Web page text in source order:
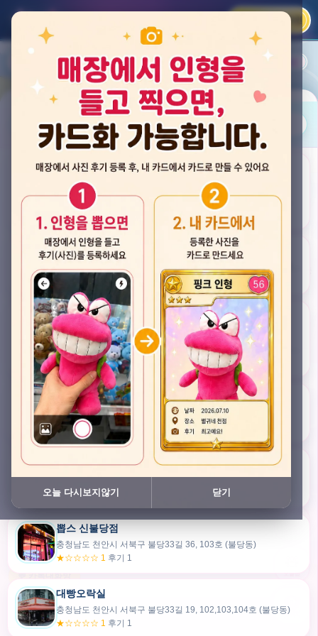
카카오 로그인
평점순 내 주변 즐겨찾기
뽑스 천안 불당점
★★★★☆ 4.2 후기 33
게임플렉스 불당동점
★★★☆☆ 2.5 후기 4
뽑기랜드
★★★★★ 4.7후기 49
픽스팟 불당점
충청남도 천안시 서북구 불당33길 47, 106호 (불당동)
★☆☆☆☆ 1 후기 1
쿠보 신불당점
충청남도 천안시 서북구 불당33길 35, 105호 (불당동)
★★★☆☆ 2.5후기 2
뽑스 신불당점
충청남도 천안시 서북구 불당33길 36, 103호 (불당동)
★☆☆☆☆ 1 후기 1
대빵오락실
충청남도 천안시 서북구 불당33길 19, 102,103,104호 (불당동)
★☆☆☆☆ 1 후기 1
30m
내위치
💬 카톡대화방
오늘 다시보지않기 닫기